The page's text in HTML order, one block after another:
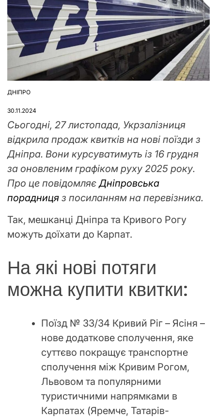
ОПУБЛІКУВАТИ
ДНІПРО
30.11.2024
Сьогодні, 27 листопада, Укрзалізниця
відкрила продаж квитків на нові поїзди з
Дніпра. Вони курсуватимуть із 16 грудня
за оновленим графіком руху 2025 року.
Про це повідомляє Дніпровська
порадниця з посиланням на перевізника.
Так, мешканці Дніпра та Кривого Рогу
можуть доїхати до Карпат.
На які нові потяги
можна купити квитки:
Поїзд № 33/34 Кривий Ріг – Ясіня –
нове додаткове сполучення, яке
суттєво покращує транспортне
сполучення між Кривим Рогом,
Львовом та популярними
туристичними напрямками в
Карпатах (Яремче, Татарів-